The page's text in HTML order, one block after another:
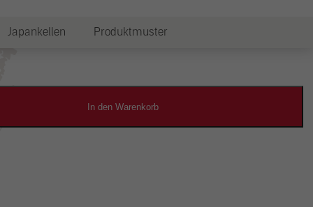
Japankellen Produktmuster
In den Warenkorb